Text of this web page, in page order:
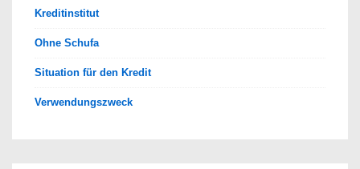
Kreditinstitut
Ohne Schufa
Situation für den Kredit
Verwendungszweck